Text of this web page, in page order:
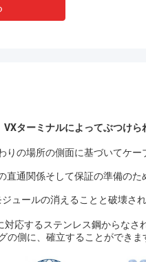
ターミナルによってぶつけら
りの場所の側面に基づいてケ
通関係そして保証の準備のた
ュールの消えることと破壊さ
応するステンレス鋼からな
の側に、確立することができ